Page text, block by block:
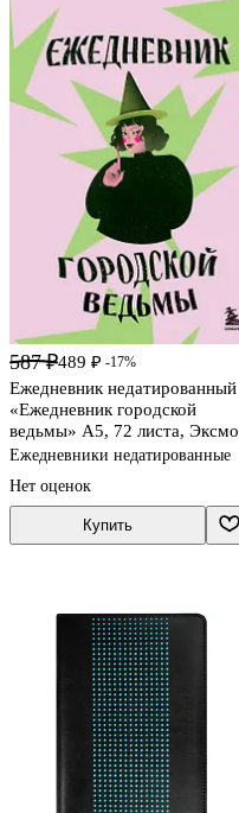
587 ₽489 ₽ -17%
Ежедневник недатированный
«Ежедневник городской
ведьмы» А5, 72 листа, Эксмо
Ежедневники недатированные
Нет оценок
Купить